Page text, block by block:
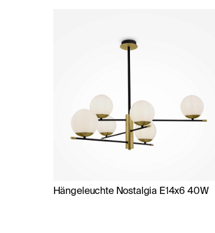
Hängeleuchte Nostalgia E14x6 40W